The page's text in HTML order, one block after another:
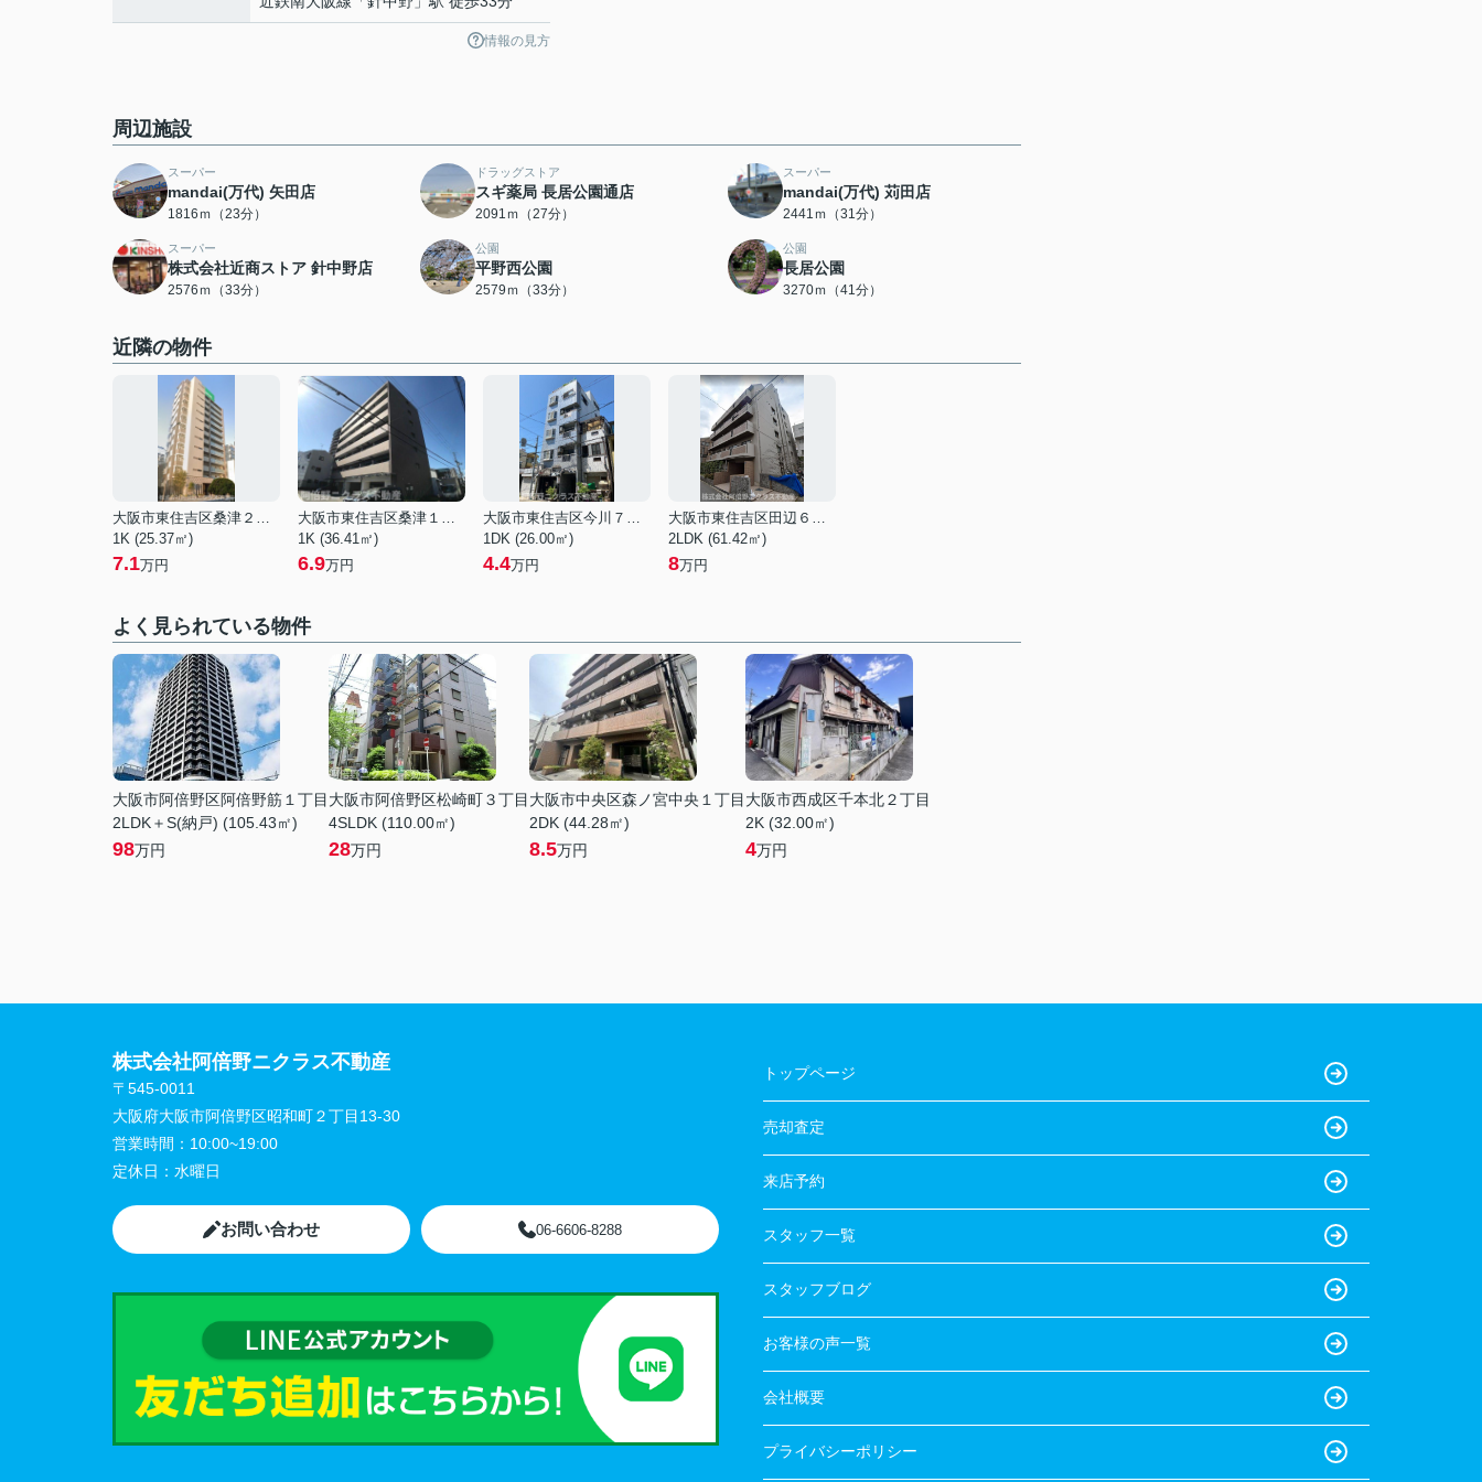
情報の見方
周辺施設
スーパー
mandai(万代) 矢田店
1816ｍ（23分）
ドラッグストア
スギ薬局 長居公園通店
2091ｍ（27分）
スーパー
mandai(万代) 苅田店
2441ｍ（31分）
スーパー
株式会社近商ストア 針中野店
2576ｍ（33分）
公園
平野西公園
2579ｍ（33分）
公園
長居公園
3270ｍ（41分）
近隣の物件
大阪市東住吉区桑津２丁目
1K (25.37㎡)
7.1万円
大阪市東住吉区桑津１丁目
1K (36.41㎡)
6.9万円
大阪市東住吉区今川７丁目
1DK (26.00㎡)
4.4万円
大阪市東住吉区田辺６丁目
2LDK (61.42㎡)
8万円
よく見られている物件
大阪市阿倍野区阿倍野筋１丁目
2LDK＋S(納戸) (105.43㎡)
98万円
大阪市阿倍野区松崎町３丁目
4SLDK (110.00㎡)
28万円
大阪市中央区森ノ宮中央１丁目
2DK (44.28㎡)
8.5万円
大阪市西成区千本北２丁目
2K (32.00㎡)
4万円
株式会社阿倍野ニクラス不動産
〒545-0011
大阪府大阪市阿倍野区昭和町２丁目13-30
営業時間： 10:00~19:00
定休日： 水曜日
お問い合わせ 06-6606-8288
トップページ
売却査定
来店予約
スタッフ一覧
スタッフブログ
お客様の声一覧
会社概要
プライバシーポリシー